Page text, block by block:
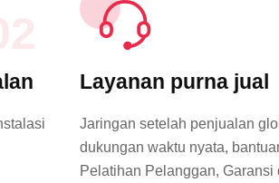
Layanan purna jual
Jaringan setelah penjualan
dukungan waktu nyata,
Pelatihan Pelanggan, Garansi